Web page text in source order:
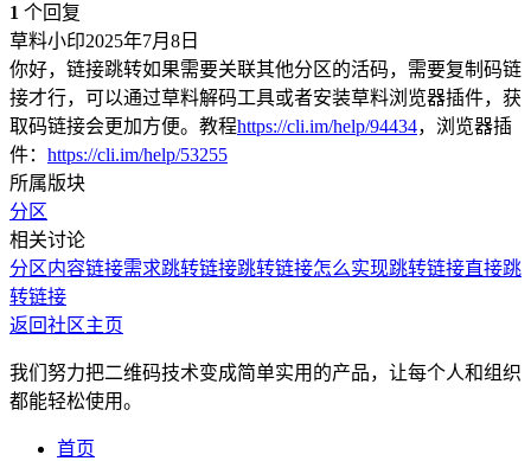
1 个回复
草料小印2025年7月8日
你好，链接跳转如果需要关联其他分区的活码，需要复制码链
接才行，可以通过草料解码工具或者安装草料浏览器插件，获
取码链接会更加方便。教程https://cli.im/help/94434，浏览器插
件： https://cli.im/help/53255
所属版块
分区
相关讨论
分区内容链接需求跳转链接跳转链接怎么实现跳转链接直接跳
转链接
返回社区主页
我们努力把二维码技术变成简单实用的产品，让每个人和组织
都能轻松使用。
首页